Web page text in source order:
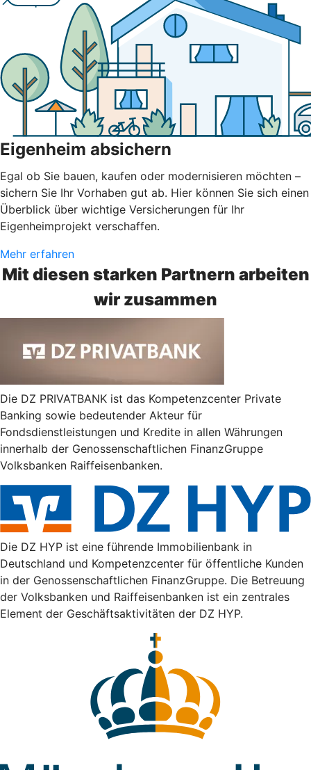
Eigenheim absichern
Egal ob Sie bauen, kaufen oder modernisieren möchten –
sichern Sie Ihr Vorhaben gut ab. Hier können Sie sich einen
Überblick über wichtige Versicherungen für Ihr
Eigenheimprojekt verschaffen.
Mehr erfahren
Mit diesen starken Partnern arbeiten
wir zusammen
Die DZ PRIVATBANK ist das Kompetenzcenter Private
Banking sowie bedeutender Akteur für
Fondsdienstleistungen und Kredite in allen Währungen
innerhalb der Genossenschaftlichen FinanzGruppe
Volksbanken Raiffeisenbanken.
Die DZ HYP ist eine führende Immobilienbank in
Deutschland und Kompetenzcenter für öffentliche Kunden
in der Genossenschaftlichen FinanzGruppe. Die Betreuung
der Volksbanken und Raiffeisenbanken ist ein zentrales
Element der Geschäftsaktivitäten der DZ HYP.